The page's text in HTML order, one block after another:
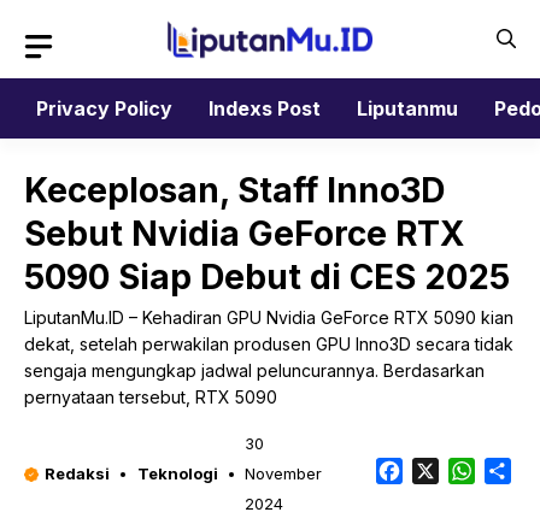
isi
Privacy Policy
Indexs Post Liputanmu
Keceplosan, Staff Inno3D
Sebut Nvidia GeForce RTX
5090 Siap Debut di CES 2025
LiputanMu.ID – Kehadiran GPU Nvidia GeForce RTX 5090 kian
dekat, setelah perwakilan produsen GPU Inno3D secara tidak
sengaja mengungkap jadwal peluncurannya. Berdasarkan
pernyataan tersebut, RTX 5090
Redaksi Teknologi
30
November
2024
Facebook